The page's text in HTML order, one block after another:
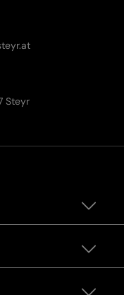
Steyr